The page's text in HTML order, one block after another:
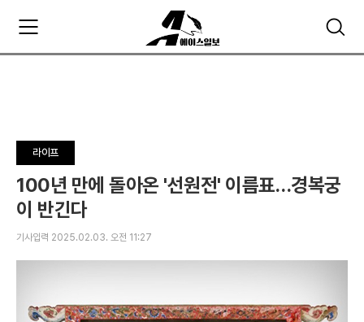
검
색
주
요
펼
치
라이프
100년 만에 돌아온 '선원전' 이름표…경복궁
이 반긴다
기사입력 2025.02.03. 오전 11:27